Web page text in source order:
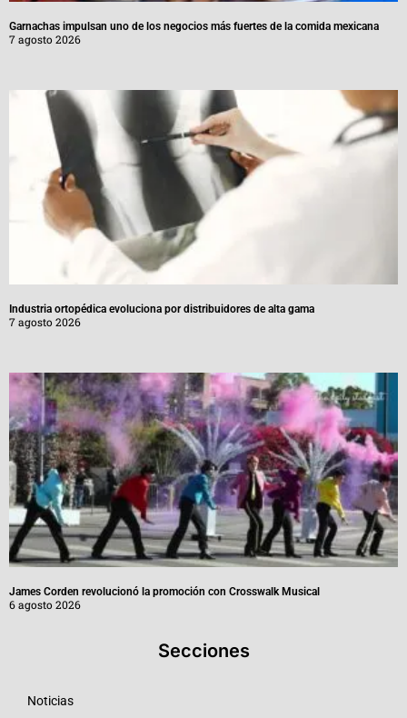
Garnachas impulsan uno de los negocios más fuertes de la comida mexicana
7 agosto 2026
Industria ortopédica evoluciona por distribuidores de alta gama
7 agosto 2026
James Corden revolucionó la promoción con Crosswalk Musical
6 agosto 2026
Secciones
Noticias